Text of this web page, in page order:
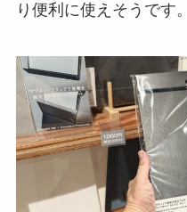
り便利に使えそうです。